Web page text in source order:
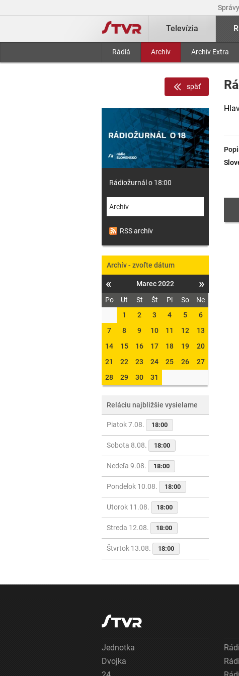
Televízia
Rádiá Archív Archív Extra
späť
Rádiožurnál o 18:00
Archív
RSS archív
Archív - zvoľte dátum
« Marec 2022 »
Po Ut St Št Pi So
Ne
1
2 3 4 5
6
7
8 9 10 11 12
13
14
15 16 17 18 19
20
21
22 23 24 25 26
27
28
29 30 31
Reláciu najbližšie vysielame
Piatok 7.08. 18:00
Sobota 8.08. 18:00
Nedeľa 9.08. 18:00
Pondelok 10.08. 18:00
Utorok 11.08. 18:00
Streda 12.08. 18:00
Štvrtok 13.08. 18:00
Jednotka
Dvojka